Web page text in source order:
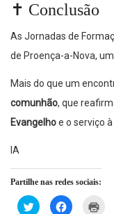
✝️ Conclusão
As Jornadas de
de Proença-a-Nova, um
Mais do que um
comunhão, que
Evangelhoe o serviço
IA
Partilhe nas redes sociais:
Click Click